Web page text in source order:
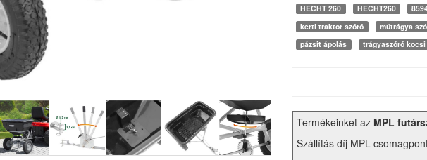
HECHT 260
HECHT260
kerti traktor szóró
műtrágya
pázsit ápolás
trágyaszóró kocsi
Termékeinket az MPL
Szállítás díj MPL